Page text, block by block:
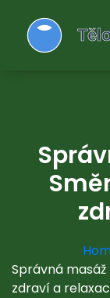
Správná
zdraví a